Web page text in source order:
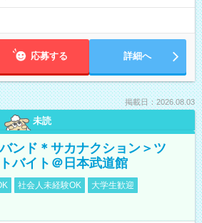
応募する 詳細へ
掲載日：2026.08.03
未読
ンド＊サカナクション＞ツ
バイト＠日本武道館
社会人未経験OK
大学生歓迎